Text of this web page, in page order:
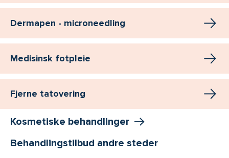
Dermapen - microneedling
Medisinsk fotpleie
Fjerne tatovering
Kosmetiske behandlinger
Behandlingstilbud andre steder